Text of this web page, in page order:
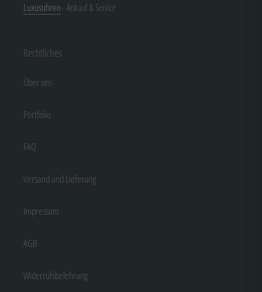
Luxusuhren- Ankauf & Service
Rechtliches
Über uns
Portfolio
FAQ
Versand und Lieferung
Impressum
AGB
Widerrufsbelehrung